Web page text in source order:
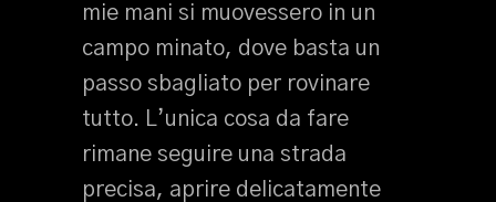
mie mani si muovessero in un
campo minato, dove basta un
passo sbagliato per rovinare
tutto. L’unica cosa da fare
rimane seguire una strada
precisa, aprire delicatamente